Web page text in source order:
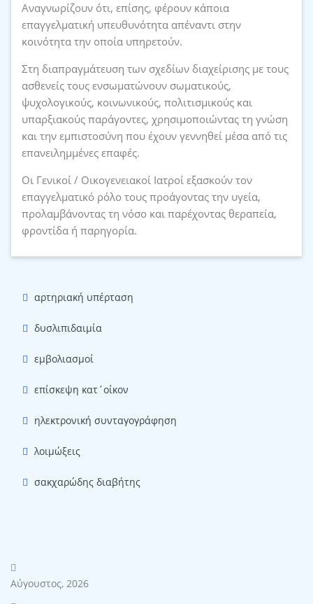
Αναγνωρίζουν ότι, επίσης, φέρουν κάποια
επαγγελματική υπευθυνότητα απέναντι στην
κοινότητα την οποία υπηρετούν.
Στη διαπραγμάτευση των σχεδίων διαχείρισης με τους
ασθενείς τους ενσωματώνουν σωματικούς,
ψυχολογικούς, κοινωνικούς, πολιτισμικούς και
υπαρξιακούς παράγοντες, χρησιμοποιώντας τη γνώση
και την εμπιστοσύνη που έχουν γεννηθεί μέσα από τις
επανειλημμένες επαφές.
Οι Γενικοί / Οικογενειακοί Ιατροί εξασκούν τον
επαγγελματικό ρόλο τους προάγοντας την υγεία,
προλαμβάνοντας τη νόσο και παρέχοντας θεραπεία,
φροντίδα ή παρηγορία.
αρτηριακή υπέρταση
δυσλιπιδαιμία
εμβολιασμοί
επίσκεψη κατ΄οίκον
ηλεκτρονική συνταγογράφηση
λοιμώξεις
σακχαρώδης διαβήτης
Αύγουστος, 2026